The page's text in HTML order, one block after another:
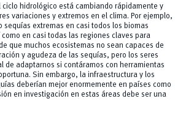
ciclo hidrológico está cambiando rápidamente y
variaciones y extremos en el clima. Por ejemplo,
extremas en casi todos los biomas
en casi todas las regiones claves para
que muchos ecosistemas no sean capaces de
y agudeza de las sequías, pero los seres
de adaptarnos si contáramos con herramientas
Sin embargo, la infraestructura y los
deberían mejor enormemente en países como
en investigación en estas áreas debe ser una